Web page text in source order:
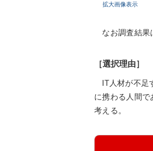
拡大画像表示
なお調査結果
［選択理由］
IT人材が不足
に携わる人間で
考える。